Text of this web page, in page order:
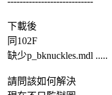
下載後
同102F
缺少p_bknuckles.mdl .....
請問該如何解決